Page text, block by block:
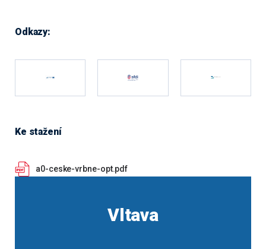
Odkazy:
Ke stažení
a0-ceske-vrbne-opt.pdf
Vltava